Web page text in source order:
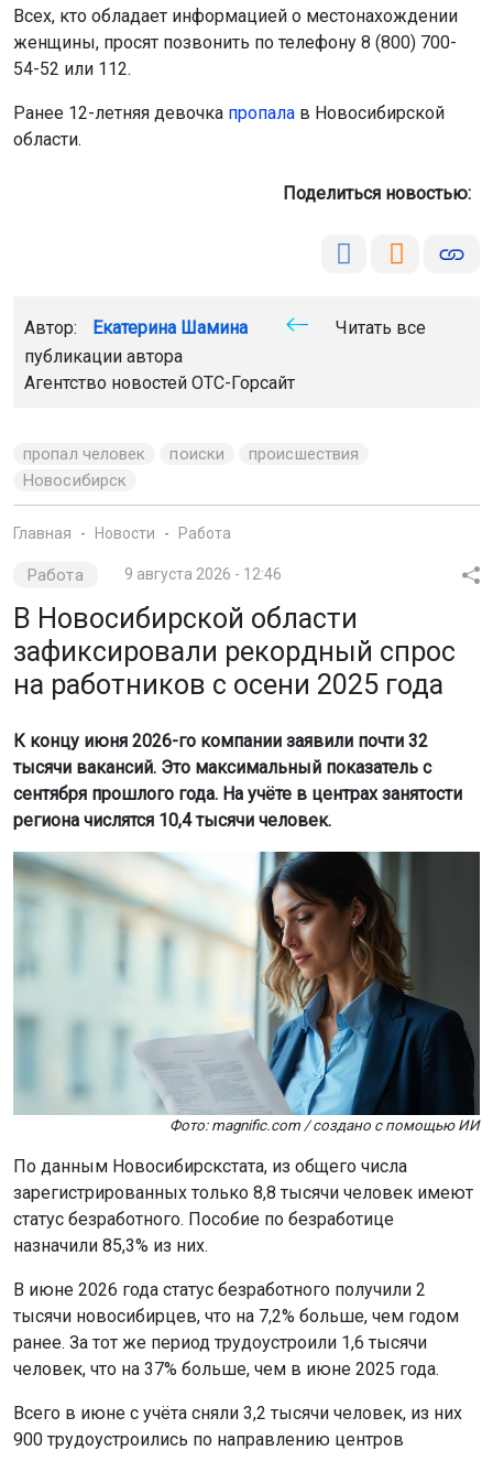
Всех, кто обладает информацией о местонахождении
женщины, просят позвонить по телефону 8 (800) 700-
54-52 или 112.
Ранее 12-летняя девочка пропала в Новосибирской
области.
Поделиться новостью:
Автор: Екатерина Шамина
Читать все
публикации автора
Агентство новостей ОТС-Горсайт
пропал человек поиски
происшествия
Новосибирск
Главная Новости Работа
Работа 9 августа 2026 - 12:46
В Новосибирской области
зафиксировали рекордный спрос
на работников с осени 2025 года
К концу июня 2026-го компании заявили почти 32
тысячи вакансий. Это максимальный показатель с
сентября прошлого года. На учёте в центрах занятости
региона числятся 10,4 тысячи человек.
Фото: magnific.com / создано с помощью ИИ
По данным Новосибирскстата, из общего числа
зарегистрированных только 8,8 тысячи человек имеют
статус безработного. Пособие по безработице
назначили 85,3% из них.
В июне 2026 года статус безработного получили 2
тысячи новосибирцев, что на 7,2% больше, чем годом
ранее. За тот же период трудоустроили 1,6 тысячи
человек, что на 37% больше, чем в июне 2025 года.
Всего в июне с учёта сняли 3,2 тысячи человек, из них
900 трудоустроились по направлению центров